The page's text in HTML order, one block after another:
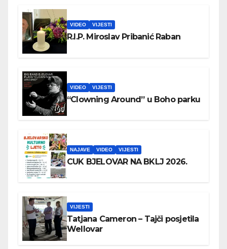
VIDEO VIJESTI
R.I.P. Miroslav Pribanić Raban
VIDEO VIJESTI
“Clowning Around” u Boho parku
NAJAVE VIDEO VIJESTI
CUK BJELOVAR NA BKLJ 2026.
VIJESTI
Tatjana Cameron – Tajči posjetila
Wellovar